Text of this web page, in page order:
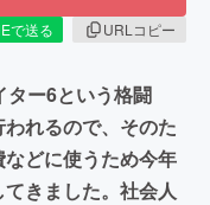
で送る
URLコピー
ター6という格闘
れるので、そのた
どに使うため今年
きました。社会人